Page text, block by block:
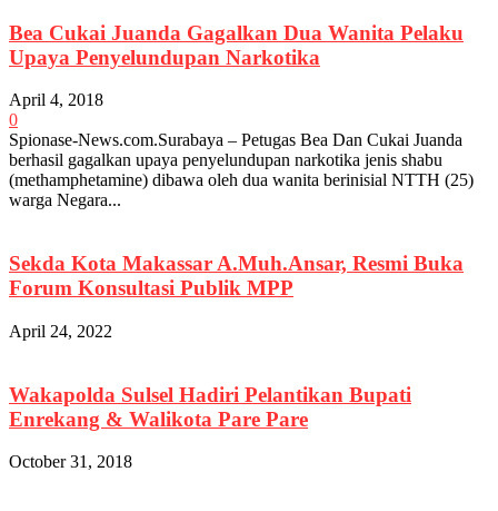
Bea Cukai Juanda Gagalkan Dua Wanita Pelaku
Upaya Penyelundupan Narkotika
April 4, 2018
0
Spionase-News.com.Surabaya – Petugas Bea Dan Cukai Juanda
berhasil gagalkan upaya penyelundupan narkotika jenis shabu
(methamphetamine) dibawa oleh dua wanita berinisial NTTH (25)
warga Negara...
Sekda Kota Makassar A.Muh.Ansar, Resmi Buka
Forum Konsultasi Publik MPP
April 24, 2022
Wakapolda Sulsel Hadiri Pelantikan Bupati
Enrekang & Walikota Pare Pare
October 31, 2018